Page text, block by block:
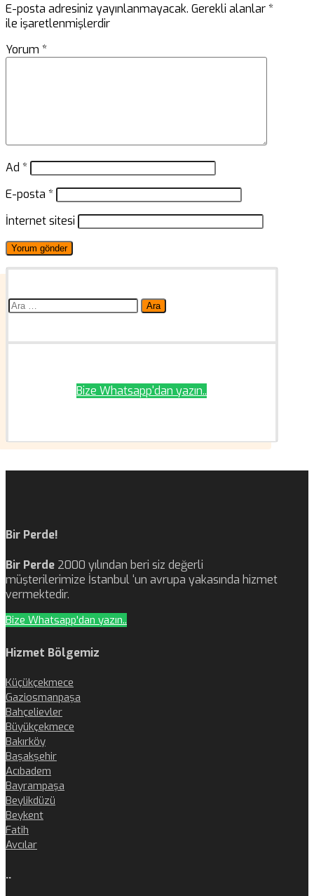
E-posta adresiniz yayınlanmayacak. Gerekli alanlar*
ile işaretlenmişlerdir
Yorum *
Ad *
E-posta *
İnternet sitesi
Arama:
Bize Whatsapp'dan yazın..
Bir Perde!
Bir Perde 2000 yılından beri siz değerli
müşterilerimize İstanbul ‘un avrupa yakasında hizmet
vermektedir.
Bize Whatsapp'dan yazın..
Hizmet Bölgemiz
Küçükçekmece
Gaziosmanpaşa
Bahçelievler
Büyükçekmece
Bakırköy
Başakşehir
Acıbadem
Bayrampaşa
Beylikdüzü
Beykent
Fatih
Avcılar
..